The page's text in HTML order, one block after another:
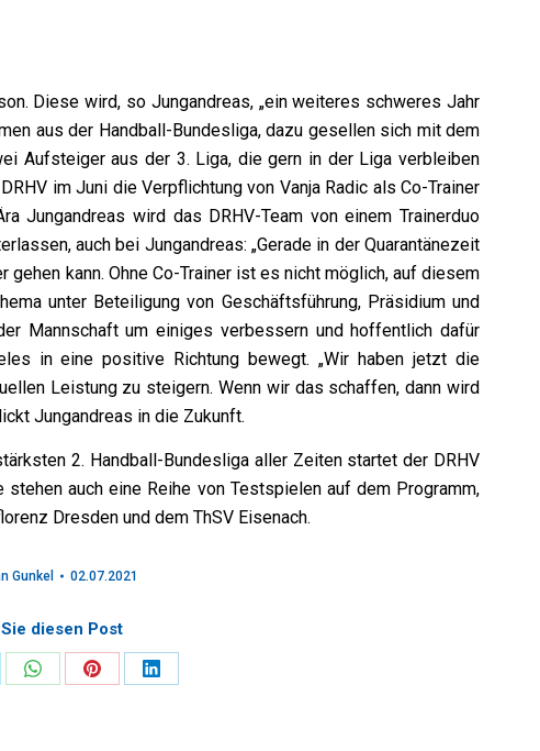
Diese wird, so Jungandreas, „ein weiteres schweres Jahr
aus der Handball-Bundesliga, dazu gesellen sich mit dem
Aufsteiger aus der 3. Liga, die gern in der Liga verbleiben
im Juni die Verpflichtung von Vanja Radic als Co-Trainer
Jungandreas wird das DRHV-Team von einem Trainerduo
auch bei Jungandreas: „Gerade in der Quarantänezeit
kann. Ohne Co-Trainer ist es nicht möglich, auf diesem
unter Beteiligung von Geschäftsführung, Präsidium und
Mannschaft um einiges verbessern und hoffentlich dafür
in eine positive Richtung bewegt. „Wir haben jetzt die
Leistung zu steigern. Wenn wir das schaffen, dann wird
Jungandreas in die Zukunft.
2. Handball-Bundesliga aller Zeiten startet der DRHV
auch eine Reihe von Testspielen auf dem Programm,
Dresden und dem ThSV Eisenach.
Gunkel 02.07.2021
diesen Post
ShareShareShare